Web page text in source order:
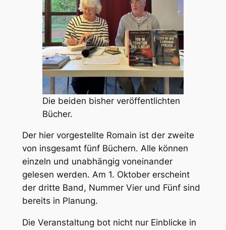
Die beiden bisher veröffentlichten
Bücher.
Der hier vorgestellte Romain ist der zweite
von insgesamt fünf Büchern. Alle können
einzeln und unabhängig voneinander
gelesen werden. Am 1. Oktober erscheint
der dritte Band, Nummer Vier und Fünf sind
bereits in Planung.
Die Veranstaltung bot nicht nur Einblicke in